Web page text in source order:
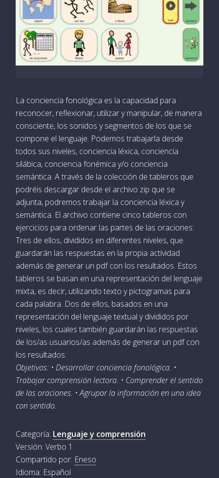
La conciencia fonológica es la capacidad para
reconocer, reflexionar, utilizar y manipular, de manera
consciente, los sonidos y segmentos de los que se
compone el lenguaje. Podemos trabajarla desde
todos sus niveles, conciencia léxica, conciencia
silábica, conciencia fonémica y/o conciencia
semántica. A través de la colección de tableros que
podréis descargar desde el archivo zip que se
adjunta, podremos trabajar la conciencia léxica y
semántica. El archivo contiene cinco tableros con
ejercicios para ordenar las partes de las oraciones:
Tres de ellos, divididos en diferentes niveles, que
guardarán las respuestas en la propia actividad
además de generar un pdf con los resultados. Estos
tableros se basan en una representación del lenguaje
mixta, es decir, utilizando texto y pictogramas para
cada palabra. Dos de ellos, basados en una
representación del lenguaje textual y divididos por
niveles, los cuales también guardarán las respuestas
de los/as usuarios/as además de generar un pdf con
los resultados.
Objetivos: • Desarrollar conciencia fonológica. •
Trabajar comprensión lectora. • Comprender el sentido
de las oraciones. • Agrupar la información en una idea
con sentido.
Categoría: Lenguaje y comprensión
Versión: Verbo 1
Compartido por: Eneso
Idioma: Español